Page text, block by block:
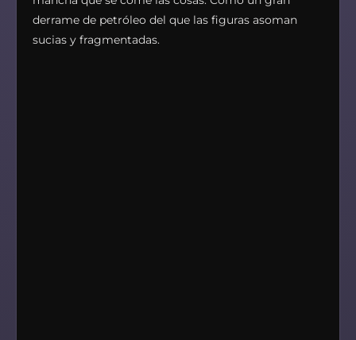
derrame de petróleo del que las figuras asoman
sucias y fragmentadas.